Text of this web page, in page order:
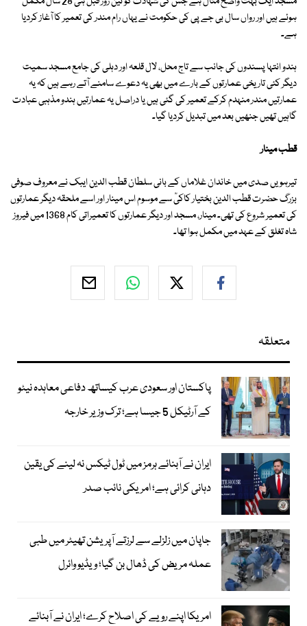
ہوئے ہیں اور رواں سال بی جے پی کی حکومت نے یہاں رام مندر کی تعمیر کا آغاز کردیا
ہے۔
ہندو انتہا پسندوں کی جانب سے تاج محل، لال قلعہ اور دہلی کی جامع مسجد سمیت
دیگر کئی تاریخی عمارتوں کے بارے میں بھی یہ دعوے سامنے آتے رہے ہیں کہ یہ
عمارتیں مندر منہدم کرکے تعمیر کی گئی ہیں یا دراصل یہ عمارتیں ہندو مذہبی عبادت
گاہیں تھیں جنھیں بعد میں تبدیل کردیا گیا۔
قطب مینار
تیرہویں صدی میں خاندان غلاماں کے بانی سلطان قطب الدین ایبک نے معروف صوفی
بزرگ حضرت قطب الدین بختیار کاکیؒ سے موسوم اس مینار اور اسے ملحقہ دیگر عمارتوں
کی تعمیر شروع کی تھی۔ مینار، مسجد اور دیگر عمارتوں کا تعمیراتی کام 1368 میں فیروز
شاہ تغلق کے عہد میں مکمل ہوا تھا۔
متعلقہ
پاکستان اور سعودی عرب کیساتھ دفاعی معاہدہ نیٹو
کے آرٹیکل 5 جیسا ہے؛ ترک وزیر خارجہ
ایران نے آبنائے ہرمز میں ٹول ٹیکس نہ لینے کی یقین
دہانی کرائی ہے؛ امریکی نائب صدر
جاپان میں زلزلے سے لرزتے آپریشن تھیٹر میں طبی
عملہ مریض کی ڈھال بن گیا؛ ویڈیو وائرل
امریکا اپنے رویے کی اصلاح کرے؛ ایران نے آبنائے